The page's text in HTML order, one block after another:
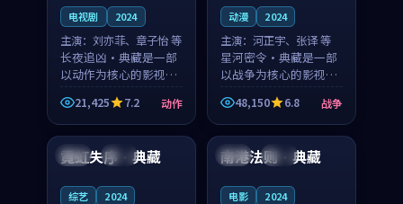
电视剧 2024
主演： 刘亦菲、章子怡 等
长夜追凶·典藏是一部
以动作为核心的影视作
品，围绕危机、反转与
人物成长展开，整体节
奏紧凑，值得推荐观
看。
21,425 7.2 动作
动漫 2024
主演： 河正宇、张译 等
星河密令·典藏是一部
以战争为核心的影视作
品，围绕危机、反转与
人物成长展开，整体节
奏紧凑，值得推荐观
看。
48,150 6.8 战争
中国 高分
霓虹失序·典藏
综艺 2024
泰国 完结
南港法则·典藏
电影 2024